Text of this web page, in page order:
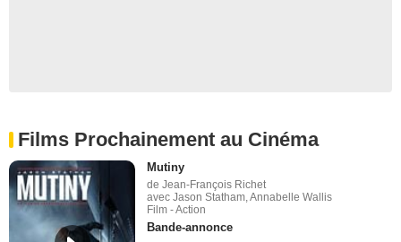
Films Prochainement au Cinéma
Mutiny
de Jean-François Richet
avec Jason Statham, Annabelle Wallis
Film - Action
Bande-annonce